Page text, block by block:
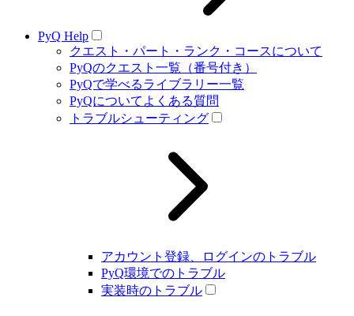
PyQ Help
クエスト・パート・ランク・コースについて
PyQのクエスト一覧（番号付き）
PyQで学べるライブラリー一覧
PyQについてよくある質問
トラブルシューティング
アカウント登録、ログインのトラブル
PyQ環境でのトラブル
実装時のトラブル